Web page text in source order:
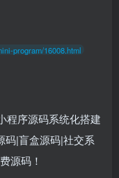
program/16008.html